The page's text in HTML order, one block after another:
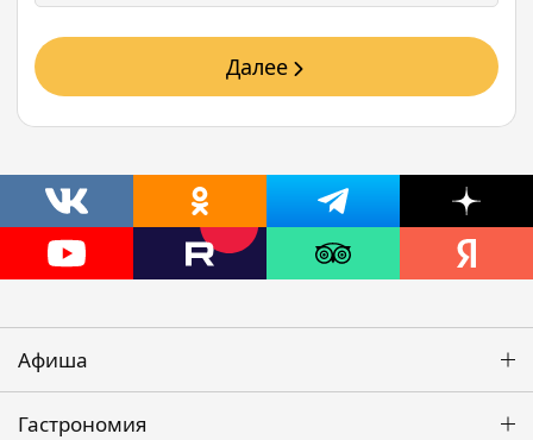
Далее
Афиша
Гастрономия